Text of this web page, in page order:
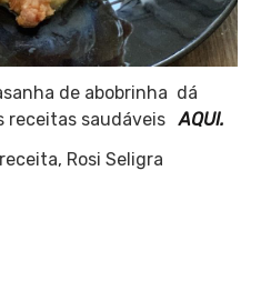
de abobrinha dá
receitas saudáveisAQUI.
Rosi Seligra